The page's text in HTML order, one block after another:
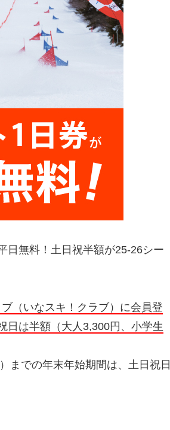
無料！土日祝半額が25-26シー
（いなスキ！クラブ）に会員登
日は半額（大人3,300円、小学生
までの年末年始期間は、土日祝日